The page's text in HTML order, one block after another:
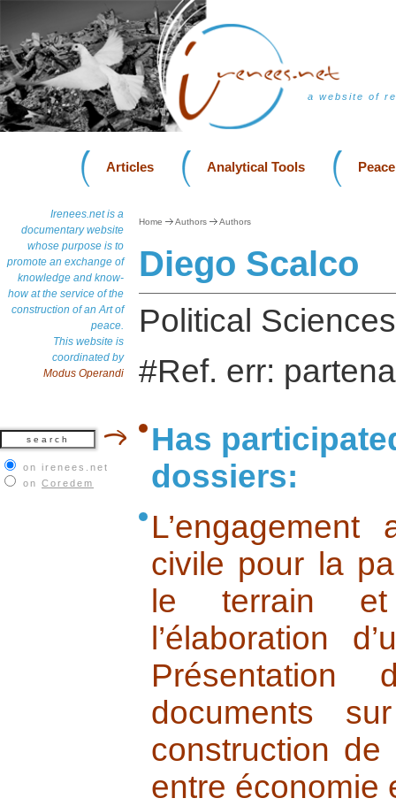
a website of
Articles Analytical Tools
Irenees.net is a
documentary website
whose purpose is to
promote an exchange of
knowledge and know-
how at the service of the
construction of an Art of
peace.
This website is
coordinated by
Modus Operandi
on irenees.net
on Coredem
Home Authors Authors
Diego Scalco
Political
#Ref. err:
Has
dossiers:
civile pour la
le terrain
l’élaboration
Présentation
documents
construction
entre économie